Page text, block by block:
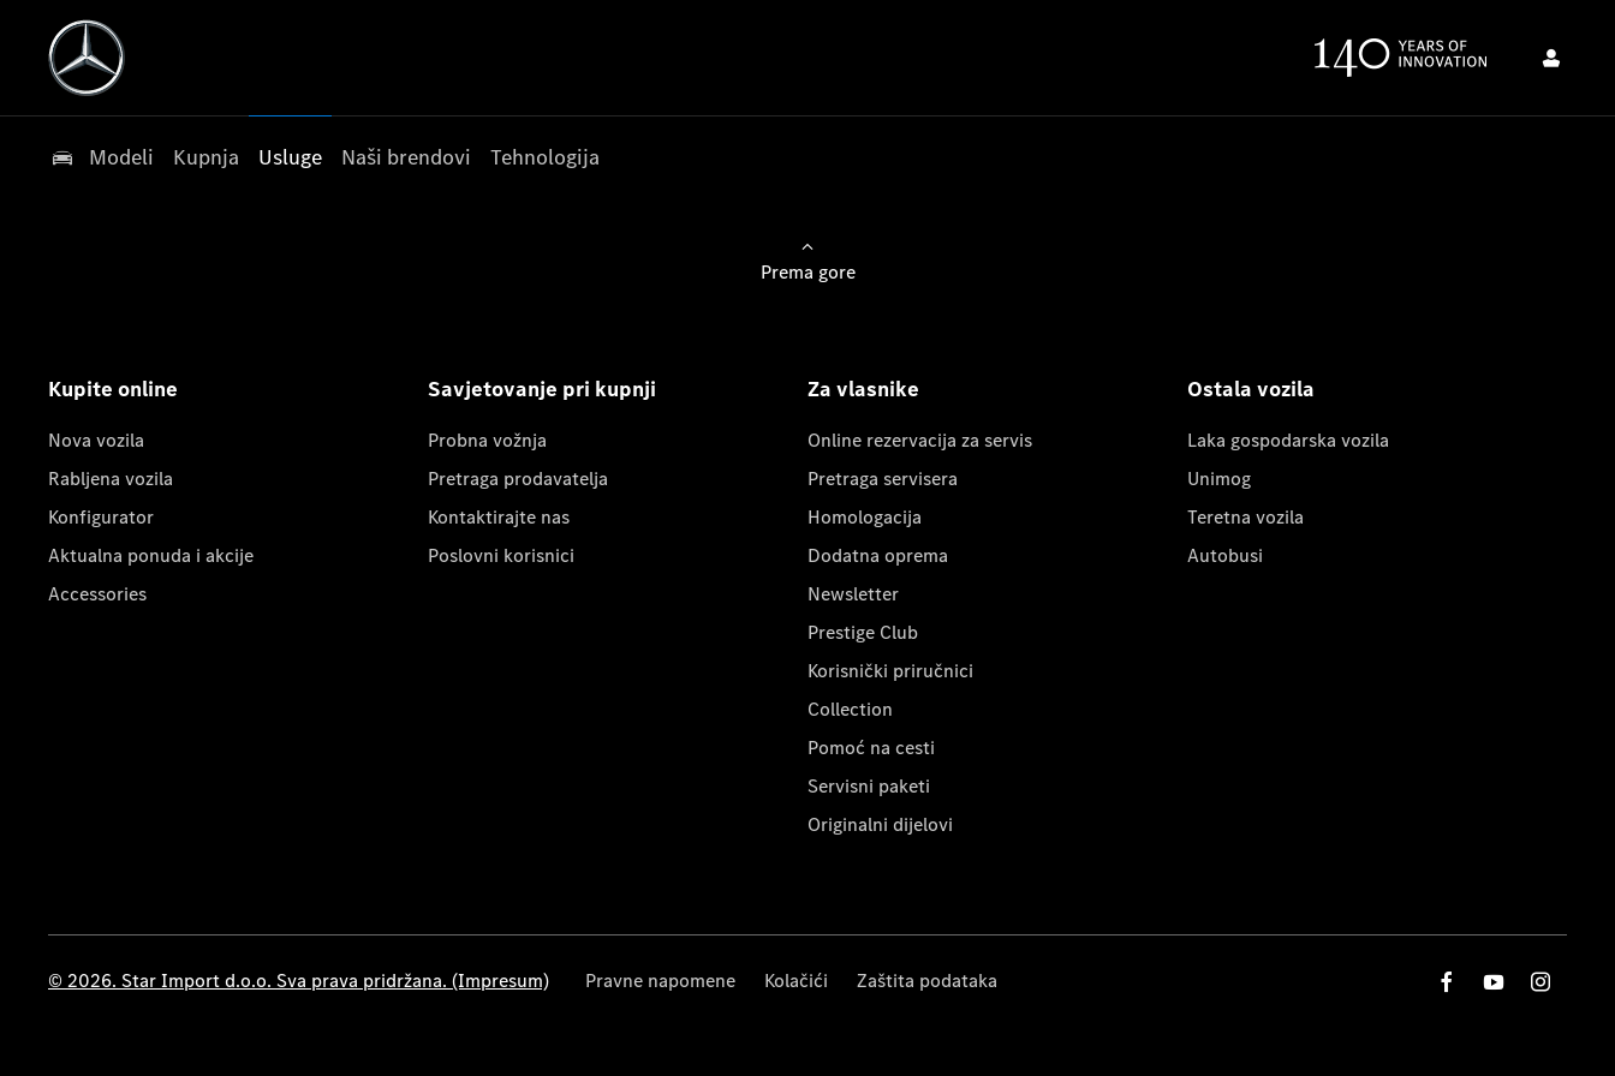
Modeli Kupnja Usluge Naši brendovi Tehnologija
Prema gore
Kupite online
Nova vozila
Rabljena vozila
Konfigurator
Aktualna ponuda i akcije
Accessories
Savjetovanje pri kupnji
Probna vožnja
Pretraga prodavatelja
Kontaktirajte nas
Poslovni korisnici
Za vlasnike
Online rezervacija za servis
Pretraga servisera
Homologacija
Dodatna oprema
Newsletter
Prestige Club
Korisnički priručnici
Collection
Pomoć na cesti
Servisni paketi
Originalni dijelovi
Ostala vozila
Laka gospodarska vozila
Unimog
Teretna vozila
Autobusi
© 2026. Star Import d.o.o. Sva prava pridržana. (Impresum) Pravne napomene Kolačići Zaštita podataka